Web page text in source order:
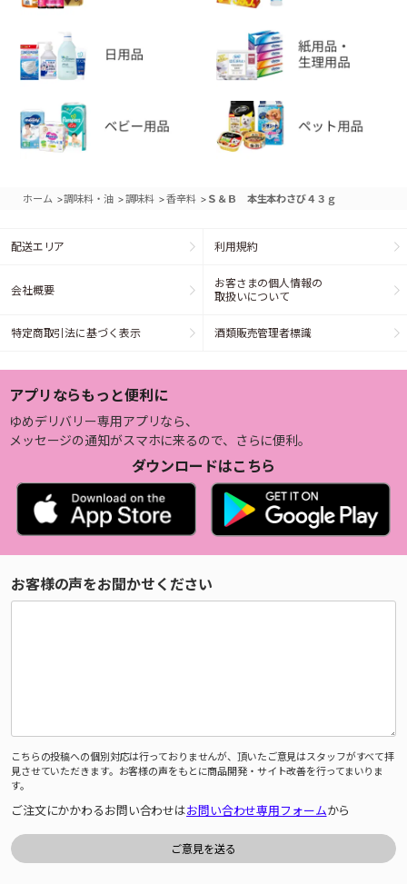
ホーム >調味料・油 >調味料 >香辛料 > Ｓ＆Ｂ 本生本わさび４３ｇ
配送エリア 利用規約
会社概要
お客さまの個人情報の
取扱いについて
特定商取引法に基づく表示 酒類販売管理者標識
アプリならもっと便利に
ゆめデリバリー専用アプリなら、
メッセージの通知がスマホに来るので、さらに便利。
ダウンロードはこちら
お客様の声をお聞かせください
こちらの投稿への個別対応は行っておりませんが、頂いたご意見はスタッフがすべて拝
見させていただきます。お客様の声をもとに商品開発・サイト改善を行ってまいりま
す。
ご注文にかかわるお問い合わせはお問い合わせ専用フォームから